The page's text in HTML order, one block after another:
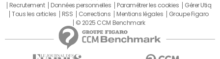
Recrutement
Données personnelles Paramétrer les cookies
Gérer Utiq
Tous les articles
RSS Corrections Mentions légales
Groupe Figaro
© 2025 CCM Benchmark